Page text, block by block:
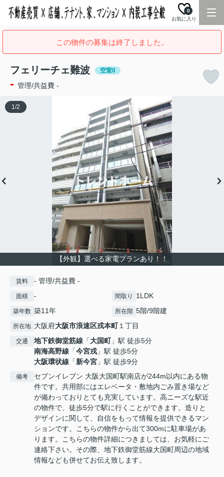
お気に入り
0
この物件の募集は終了しました。
フェリーチェ難波 空室0
- 管理/共益費 -
【外観】選べる家電プランあり！！
1/2
賃料 - 管理/共益費 -
面積 - 間取り 1LDK
築年数 築11年 所在階 5階/9階建
所在地 大阪府大阪市浪速区戎本町１丁目
交通 地下鉄御堂筋線 「大国町」駅 徒歩5分
南海高野線 「今宮戎 」駅 徒歩5分
大阪環状線 「新今宮 」駅 徒歩9分
備考
セブンイレブン 大阪大国町駅南店が244m以内にある物
件です。共用部にはエレベータ・敷地内ごみ置き場など
が備わっておりとても充実しています。高ニーズな駅近
の物件で、徒歩5分で駅に行くことができます。造りと
デザインに関して、自信をもって情報を提供できるマン
ションです。こちらの物件から出て300mに駐車場があ
ります。こちらの物件詳細につきましては、お気軽にご
連絡下さい。その際、地下鉄御堂筋線大国町周辺の地域
情報なども併せてお伝え致します。